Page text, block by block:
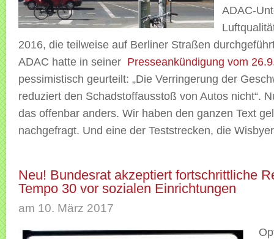
ADAC-
2016, die teilweise auf Berliner Straßen
ADAC hatte in seiner Presseankündigung vom
pessimistisch geurteilt: „Die Verringerung der
reduziert den Schadstoffausstoß von Autos nicht“.
das offenbar anders. Wir haben den ganzen Text
nachgefragt. Und eine der Teststrecken, die
Neu! Bundesrat akzeptiert fortschrittliche
Tempo 30 vor sozialen Einrichtungen
am 10. März 2017